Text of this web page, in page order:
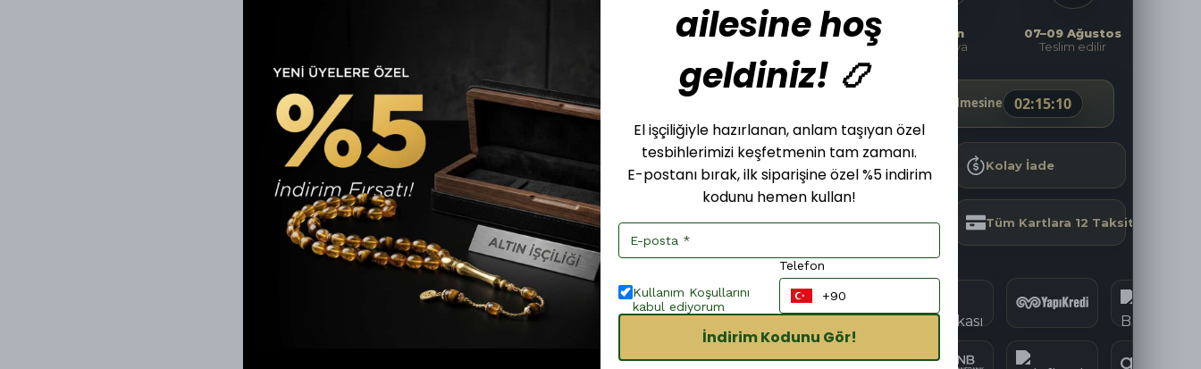
Şimdi
ver
Bugün
Kargoya
verilir
07–09 Ağustos
Teslim edilir
Kargoya Teslim Edilmesine 02:15:09
Kolay İade
Güvenli Alışveriş Tüm Kartlara 12 Taksit
ailesine hoş
geldiniz! 📿
El işçiliğiyle hazırlanan, anlam taşıyan özel
tesbihlerimizi keşfetmenin tam zamanı.
E-postanı bırak, ilk siparişine özel %5 indirim
kodunu hemen kullan!
Kullanım Koşullarını
kabul ediyorum
Telefon
İndirim Kodunu Gör!